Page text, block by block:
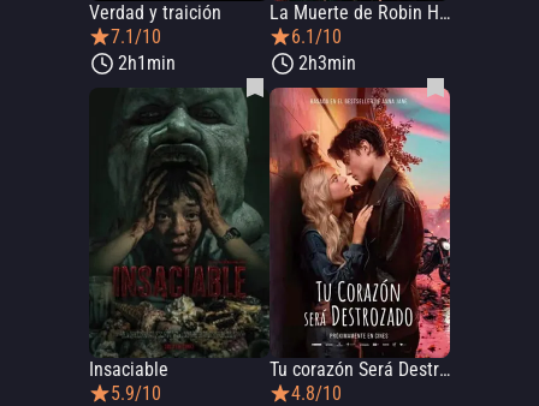
Verdad y traición
7.1/10
2h1min
La Muerte de Robin Hood
6.1/10
2h3min
Insaciable
5.9/10
Tu corazón Será Destrozado
4.8/10